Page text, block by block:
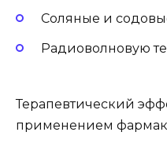
Соляные и
Радиоволновую
Терапевтический
применением